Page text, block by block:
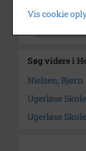
Søg videre i
Nielsen, Bjørn
Ugerløse Skole
Ugerløse Skole
Vis cookie